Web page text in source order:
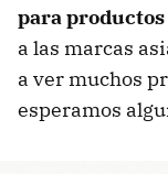
para productos
a las marcas
a ver muchos
esperamos